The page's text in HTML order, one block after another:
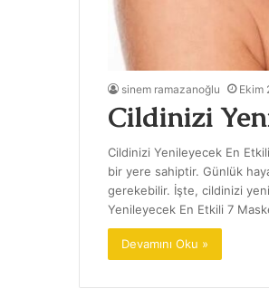
sinem ramazanoğlu Ekim
Cildinizi
Cildinizi Yenileyecek En
bir yere sahiptir. Günlük
gerekebilir. İşte, cildinizi
Yenileyecek En Etkili 7
Devamını Oku »